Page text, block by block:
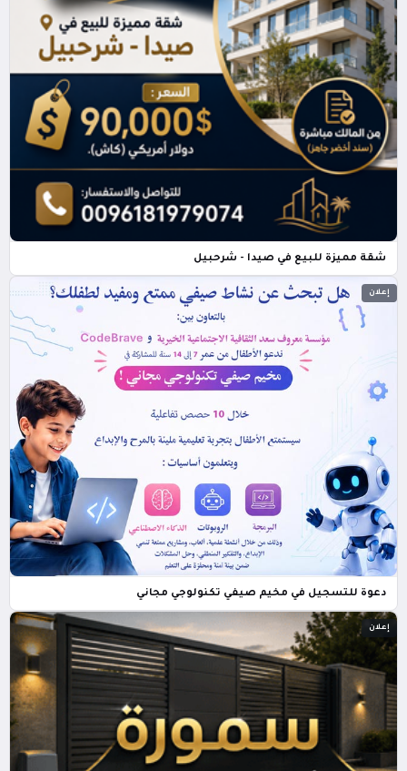
شقة مميزة للبيع في صيدا - شرحبيل
إعلان
دعوة للتسجيل في مخيم صيفي تكنولوجي مجاني
إعلان